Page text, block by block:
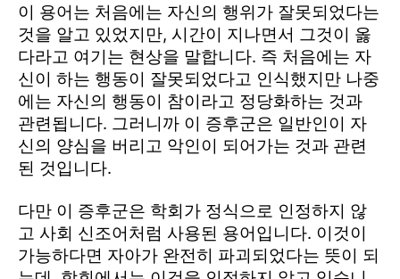
이 용어는 처음에는 자신의 행위가 잘못되었다는
것을 알고 있었지만, 시간이 지나면서 그것이 옳
다라고 여기는 현상을 말합니다. 즉 처음에는 자
신이 하는 행동이 잘못되었다고 인식했지만 나중
에는 자신의 행동이 참이라고 정당화하는 것과
관련됩니다. 그러니까 이 증후군은 일반인이 자
신의 양심을 버리고 악인이 되어가는 것과 관련
된 것입니다.
다만 이 증후군은 학회가 정식으로 인정하지 않
고 사회 신조어처럼 사용된 용어입니다. 이것이
가능하다면 자아가 완전히 파괴되었다는 뜻이 되